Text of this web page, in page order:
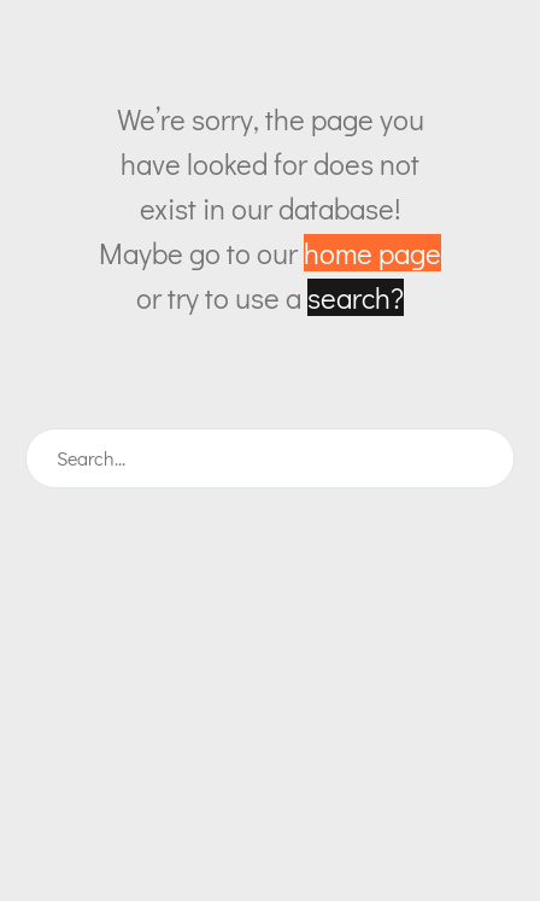
We’re sorry, the page you
have looked for does not
exist in our database!
Maybe go to ourhome page
or try to use a search?